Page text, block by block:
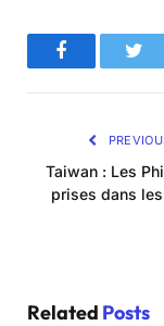
Facebook
Taiwan : Les
prises dans
Related Posts